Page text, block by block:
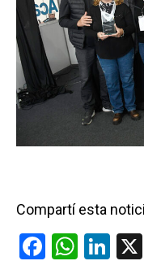
Compartí esta
F
W Li